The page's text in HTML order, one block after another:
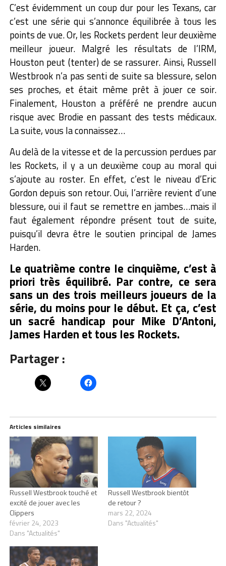
C’est évidemment un coup dur pour les Texans, car
c’est une série qui s’annonce équilibrée à tous les
points de vue. Or, les Rockets perdent leur deuxième
meilleur joueur. Malgré les résultats de l’IRM,
Houston peut (tenter) de se rassurer. Ainsi, Russell
Westbrook n’a pas senti de suite sa blessure, selon
ses proches, et était même prêt à jouer ce soir.
Finalement, Houston a préféré ne prendre aucun
risque avec Brodie en passant des tests médicaux.
La suite, vous la connaissez…
Au delà de la vitesse et de la percussion perdues par
les Rockets, il y a un deuxième coup au moral qui
s’ajoute au roster. En effet, c’est le niveau d’Eric
Gordon depuis son retour. Oui, l’arrière revient d’une
blessure, oui il faut se remettre en jambes…mais il
faut également répondre présent tout de suite,
puisqu’il devra être le soutien principal de James
Harden.
Le quatrième contre le cinquième, c’est à
priori très équilibré. Par contre, ce sera
sans un des trois meilleurs joueurs de la
série, du moins pour le début. Et ça, c’est
un sacré handicap pour Mike D’Antoni,
James Harden et tous les Rockets.
Partager :
Articles similaires
Russell Westbrook touché et
excité de jouer avec les
Clippers
février 24, 2023
Dans "Actualités"
Russell Westbrook bientôt
de retour ?
mars 22, 2024
Dans "Actualités"